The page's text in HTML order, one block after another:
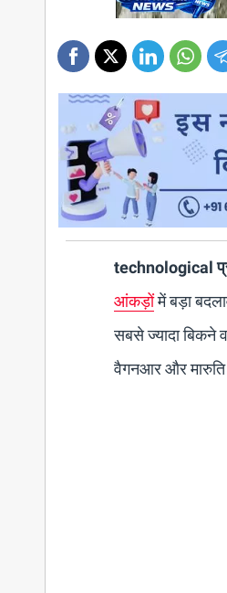
technological
आंकड़ोंमें बड़ा
सबसे ज्यादा बिकने
वैगनआर और